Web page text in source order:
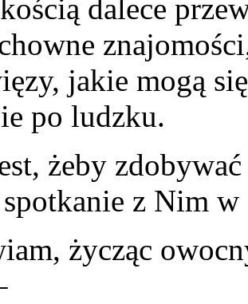
dalece
jakie mogą
po ludzku.
żeby
z Nim w
życząc